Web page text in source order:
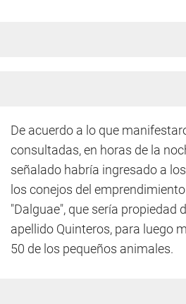
De acuerdo a lo que
consultadas, en horas de la
señalado habría ingresado a
los conejos del
"Dalguae", que sería propiedad
apellido Quinteros, para luego
50 de los pequeños animales.